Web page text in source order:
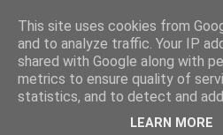
This site uses cookies from
and to analyze traffic. Your IP
shared with Google along with
metrics to ensure quality of
statistics, and to detect and
LEARN MORE